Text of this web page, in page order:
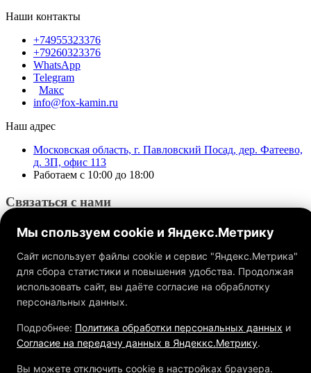
Наши контакты
+74955323376
+79260323376
WhatsApp
Telegram
Макс
info@fox-kamin.ru
Наш адрес
Московская область, г. Павловский Посад, дер. Фатеево,
д. 3П, офис 113
Работаем с 10:00 до 18:00
Связаться с нами
Обращаем ваше внимание на то, что данный интернет-сайт, а
также вся информация о товарах и ценах, предоставленная на
при каких условиях не является публичной офертой,
определяемой положениями Статьи 437 ГК РФ.
Мы спользуем cookie и Яндекс.Метрику
Сайт использует файлы cookie и сервис "Яндекс.Метрика"
для сбора статистики и повышения удобства. Продолжая
использовать сайт, вы даёте согласие на обраблотку
персональных данных.
Подробнее: Политика обработки персональных данных и
Согласие на передачу данных в Яндеккс.Метрику.
Вы можете отключить cookie в настройках браузера.